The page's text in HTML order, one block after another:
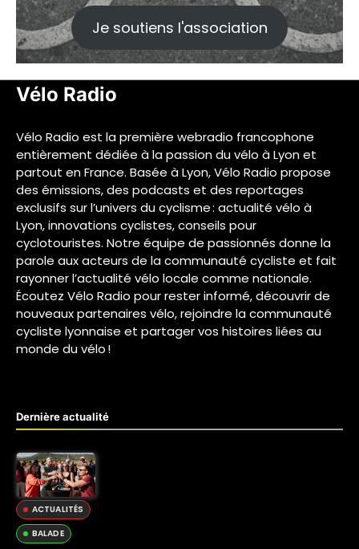
Je soutiens l'association
Vélo Radio
Vélo Radio est la première webradio francophone
entièrement dédiée à la passion du vélo à Lyon et
partout en France. Basée à Lyon, Vélo Radio propose
des émissions, des podcasts et des reportages
exclusifs sur l’univers du cyclisme : actualité vélo à
Lyon, innovations cyclistes, conseils pour
cyclotouristes. Notre équipe de passionnés donne la
parole aux acteurs de la communauté cycliste et fait
rayonner l’actualité vélo locale comme nationale.
Écoutez Vélo Radio pour rester informé, découvrir de
nouveaux partenaires vélo, rejoindre la communauté
cycliste lyonnaise et partager vos histoires liées au
monde du vélo !
Dernière actualité
ACTUALITÉS
BALADE